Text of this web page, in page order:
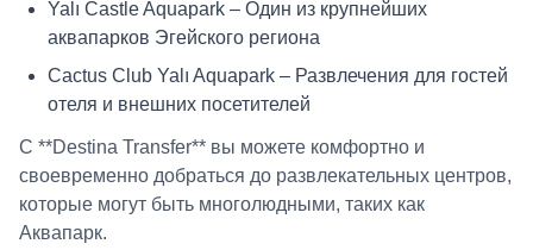
Yalı Castle Aquapark – Один из крупнейших
аквапарков Эгейского региона
Cactus Club Yalı Aquapark – Развлечения для гостей
отеля и внешних посетителей
С **Destina Transfer** вы можете комфортно и
своевременно добраться до развлекательных центров,
которые могут быть многолюдными, таких как
Аквапарк.